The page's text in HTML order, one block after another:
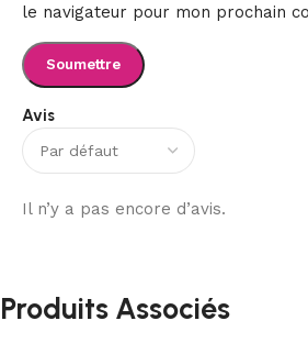
Avis
Il n’y a pas encore d’avis.
le navigateur pour mon prochain
Produits Associés